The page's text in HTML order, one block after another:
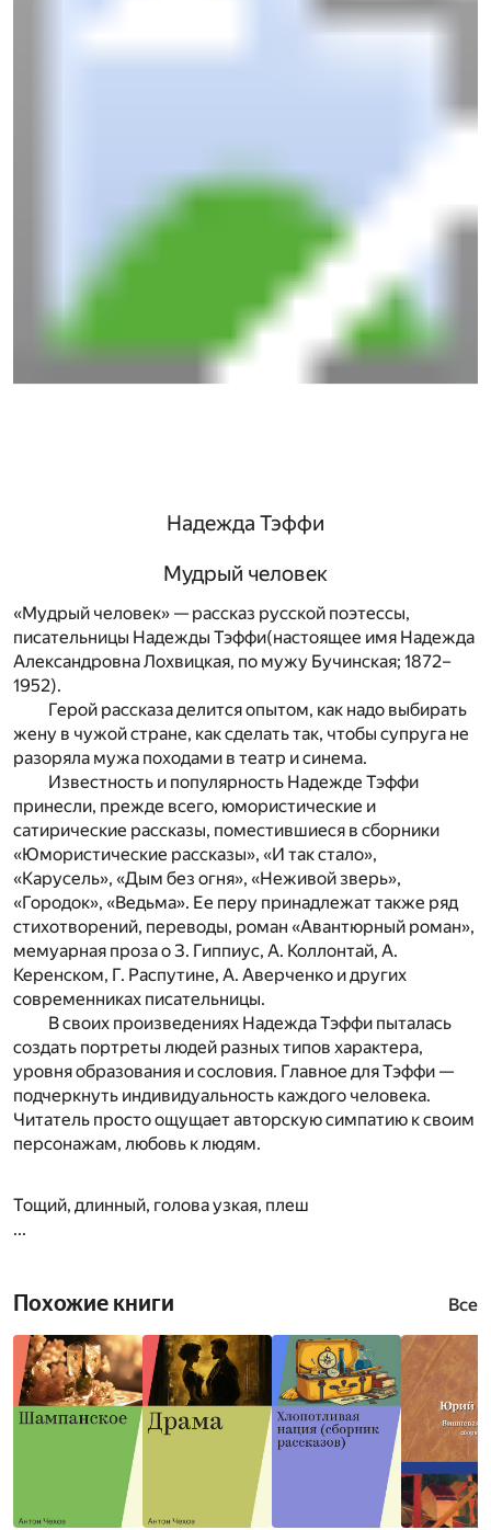
Надежда Тэффи
Мудрый человек
«Мудрый человек» — рассказ русской поэтессы,
писательницы Надежды Тэффи(настоящее имя Надежда
Александровна Лохвицкая, по мужу Бучинская; 1872–
1952).
Герой рассказа делится опытом, как надо выбирать
жену в чужой стране, как сделать так, чтобы супруга не
разоряла мужа походами в театр и синема.
Известность и популярность Надежде Тэффи
принесли, прежде всего, юмористические и
сатирические рассказы, поместившиеся в сборники
«Юмористические рассказы», «И так стало»,
«Карусель», «Дым без огня», «Неживой зверь»,
«Городок», «Ведьма». Ее перу принадлежат также ряд
стихотворений, переводы, роман «Авантюрный роман»,
мемуарная проза о З. Гиппиус, А. Коллонтай, А.
Керенском, Г. Распутине, А. Аверченко и других
современниках писательницы.
В своих произведениях Надежда Тэффи пыталась
создать портреты людей разных типов характера,
уровня образования и сословия. Главное для Тэффи —
подчеркнуть индивидуальность каждого человека.
Читатель просто ощущает авторскую симпатию к своим
персонажам, любовь к людям.
Тощий, длинный, голова узкая, плеш
...
Похожие книги Все